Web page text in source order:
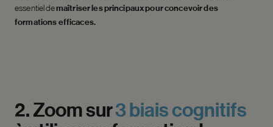
essentiel demaîtriser les principaux pour concevoir des
formations efficaces.
2.Zoomsur3biaiscognitifs